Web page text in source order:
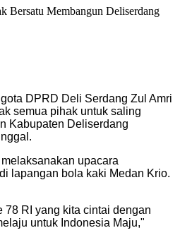
DPRD Deli Serdang Zul Amri
semua pihak untuk saling
Kabupaten Deliserdang
upacara
lapangan bola kaki Medan Krio.
78 RI yang kita cintai dengan
untuk Indonesia Maju,"